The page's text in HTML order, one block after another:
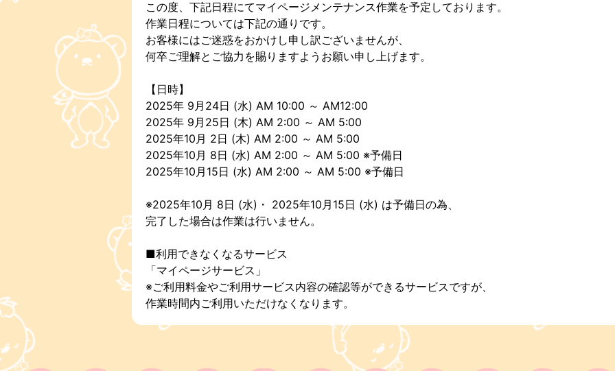
この度、下記日程にてマイページメンテナンス作業を予定しております。
作業日程については下記の通りです。
お客様にはご迷惑をおかけし申し訳ございませんが、
何卒ご理解とご協力を賜りますようお願い申し上げます。
【日時】
2025年 9月24日 (水) AM 10:00 ～ AM12:00
2025年 9月25日 (木) AM 2:00 ～ AM 5:00
2025年10月 2日 (木) AM 2:00 ～ AM 5:00
2025年10月 8日 (水) AM 2:00 ～ AM 5:00 ※予備日
2025年10月15日 (水) AM 2:00 ～ AM 5:00 ※予備日
※2025年10月 8日 (水)・ 2025年10月15日 (水) は予備日の為、
完了した場合は作業は行いません。
■利用できなくなるサービス
「マイページサービス」
※ご利用料金やご利用サービス内容の確認等ができるサービスですが、
作業時間内ご利用いただけなくなります。